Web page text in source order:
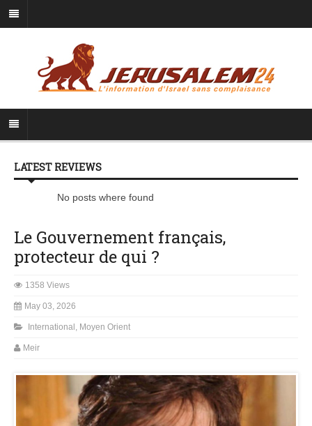
LATEST REVIEWS
No posts where found
Le Gouvernement français,
protecteur de qui ?
1358 Views
May 03, 2026
International , Moyen Orient
Meir